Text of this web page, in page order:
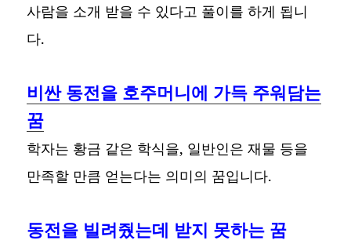
사람을 소개 받을 수 있다고 풀이를 하게 됩니
다.
비싼 동전을 호주머니에 가득 주워담는
꿈
학자는 황금 같은 학식을, 일반인은 재물 등을
만족할 만큼 얻는다는 의미의 꿈입니다.
동전을 빌려줬는데 받지 못하는 꿈